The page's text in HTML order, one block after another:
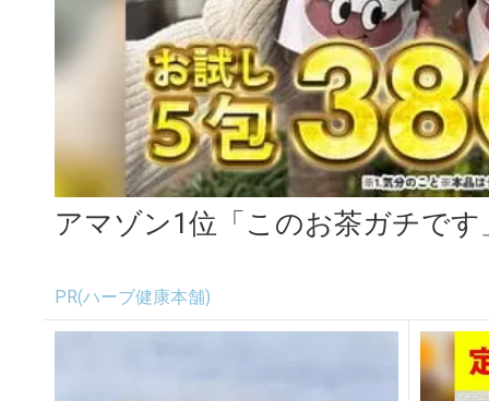
アマゾン1位「このお茶ガチです
PR(ハーブ健康本舗)